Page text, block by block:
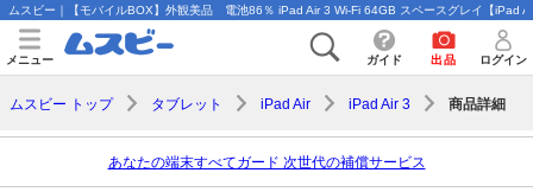
ムスビー｜【モバイルBOX】外観美品 電池86％ iPad Air 3 Wi-Fi 64GB スペースグレイ【iPad
メニュー ガイド 出品 ログイン
ムスビー トップ タブレット iPad Air iPad Air 3 商品詳細
あなたの端末すべてガード 次世代の補償サービス